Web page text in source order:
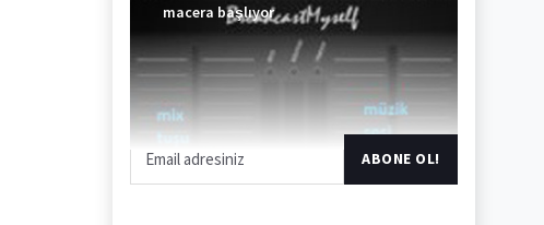
macera başlıyor
ABONEOL